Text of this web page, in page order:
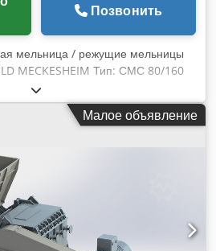
Позвонить
мельница / режущие мельницы
MECKESHEIM Тип: СМС 80/160
мм. Приводной двигатель 250
Sjha
Малое объявление